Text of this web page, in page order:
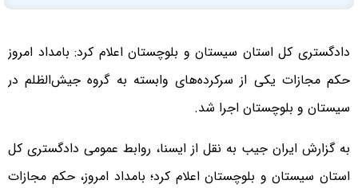
دادگستری کل استان سیستان و بلوچستان اعلام کرد: بامداد امروز
حکم مجازات یکی از سرکرده‌های وابسته به گروه جیش‌الظلم در
سیستان و بلوچستان اجرا شد.
به گزارش ایران جیب به نقل از ایسنا، روابط عمومی دادگستری کل
استان سیستان و بلوچستان اعلام کرد؛ بامداد امروز، حکم مجازات